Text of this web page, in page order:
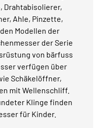
Drahtabisolierer,
Ahle, Pinzette,
Modellen der
der Serie
von bärfuss
verfügen über
Schäkelöffner,
mit Wellenschliff.
Klinge finden
für Kinder.